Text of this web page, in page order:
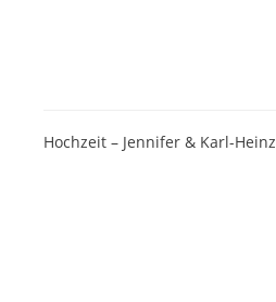
Hochzeit – Jennifer & Karl-Heinz